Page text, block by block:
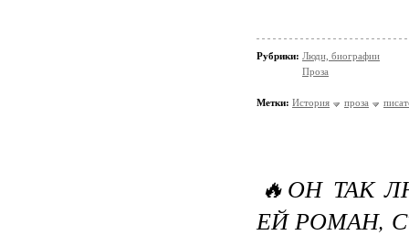
Рубрики: Люди, биографии
Проза
Метки: История проза
🔥ОН ТАК
ЕЙ РОМАН,